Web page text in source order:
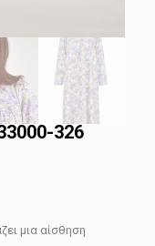
326
μια αίσθηση